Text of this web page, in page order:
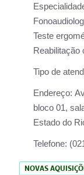
Teste
Reabilitação
Tipo de
Endereço:
bloco 01,
Estado do
Telefone:
NOVAS